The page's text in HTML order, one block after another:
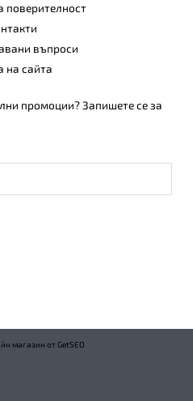
поверителност
въпроси
на сайта
промоции? Запишете се за
магазин от GetSEO